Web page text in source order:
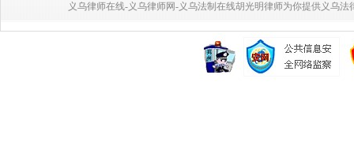
义乌律师在线-义乌律师网-义乌法制在线胡光明律师为你提供义乌